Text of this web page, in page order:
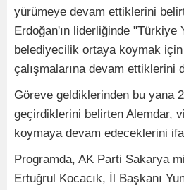
yürümeye devam ettiklerini
Erdoğan'ın liderliğinde "Türkiye
belediyecilik ortaya koymak
çalışmalarına devam ettiklerini
Göreve geldiklerinden bu yana
geçirdiklerini belirten Alemdar,
koymaya devam edeceklerini
Programda, AK Parti Sakarya
Ertuğrul Kocacık, İl Başkanı